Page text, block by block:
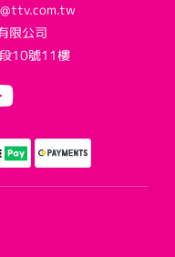
限公司
10號11樓